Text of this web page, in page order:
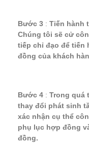
Bước 3 : Tiến hành
Chúng tôi sẽ cử
tiếp chỉ đạo để tiến
đồng của khách
Bước 4 : Trong quá
thay đổi phát sinh
xác nhận cụ thể
phụ lục hợp đồng
đồng.